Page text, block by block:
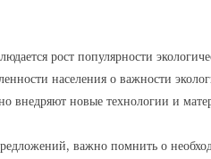
рост популярности
населения о важности
внедряют новые технологии и
важно помнить о